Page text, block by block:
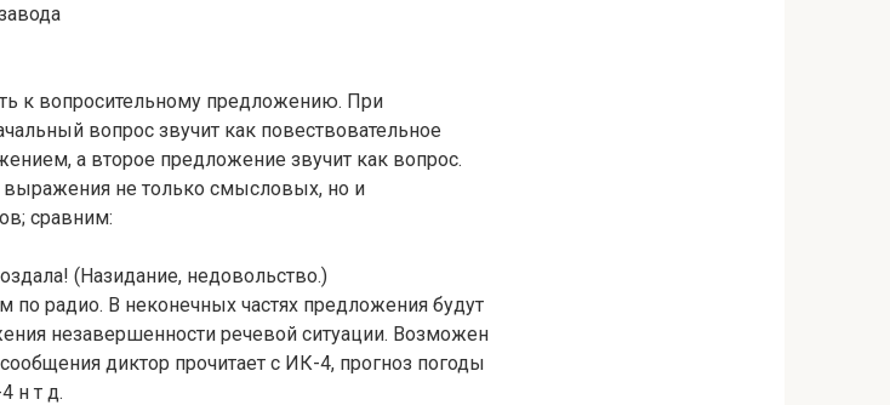
к вопросительному предложению. При
вопрос звучит как повествовательное
а второе предложение звучит как вопрос.
не только смысловых, но и
сравним:
(Назидание, недовольство.)
радио. В неконечных частях предложения будут
незавершенности речевой ситуации. Возможен
диктор прочитает с ИК-4, прогноз погоды
н т д.